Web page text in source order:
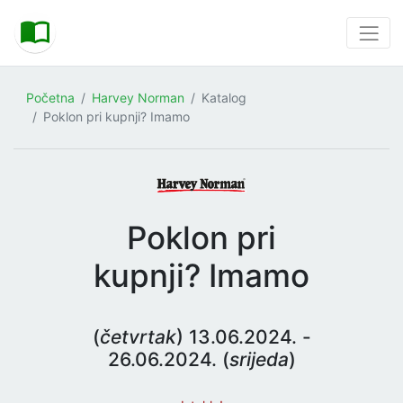
Početna Harvey Norman
Katalog
Poklon pri kupnji? Imamo
Poklon pri
kupnji? Imamo
(četvrtak) 13.06.2024. -
26.06.2024. (srijeda)